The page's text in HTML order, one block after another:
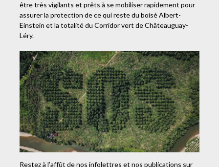
être très vigilants et prêts à se mobiliser rapidement pour
assurer la protection de ce qui reste du boisé Albert-
Einstein et la totalité du Corridor vert de Châteauguay-
Léry.
Restez à l’affût de nos infolettres et nos publications sur